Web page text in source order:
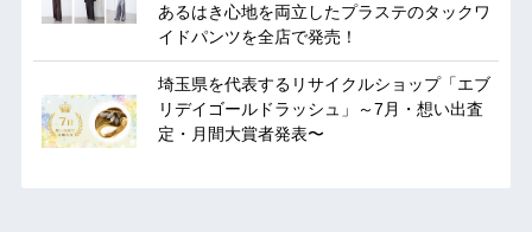
あるはき心地を両立したプラステのタックワ
イドパンツを全店で発売！
埼玉県を代表するリサイクルショップ「エブ
リデイゴールドラッシュ」～7月・想い出査
定・月間大賞者発表〜